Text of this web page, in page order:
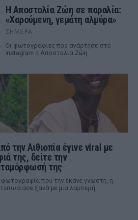
Η Αποστολία Ζώη σε παραλία:
«Χαρούμενη, γεμάτη αλμύρα»
ΣΉΜΕΡΑ
Οι φωτογραφίες που ανάρτησε στο
Instagram η Αποστολία Ζώη
την Αιθιοπία έγινε viral με
της, δείτε την
της
που την έκανε γνωστή, η
ξανά με μια λαμπερή